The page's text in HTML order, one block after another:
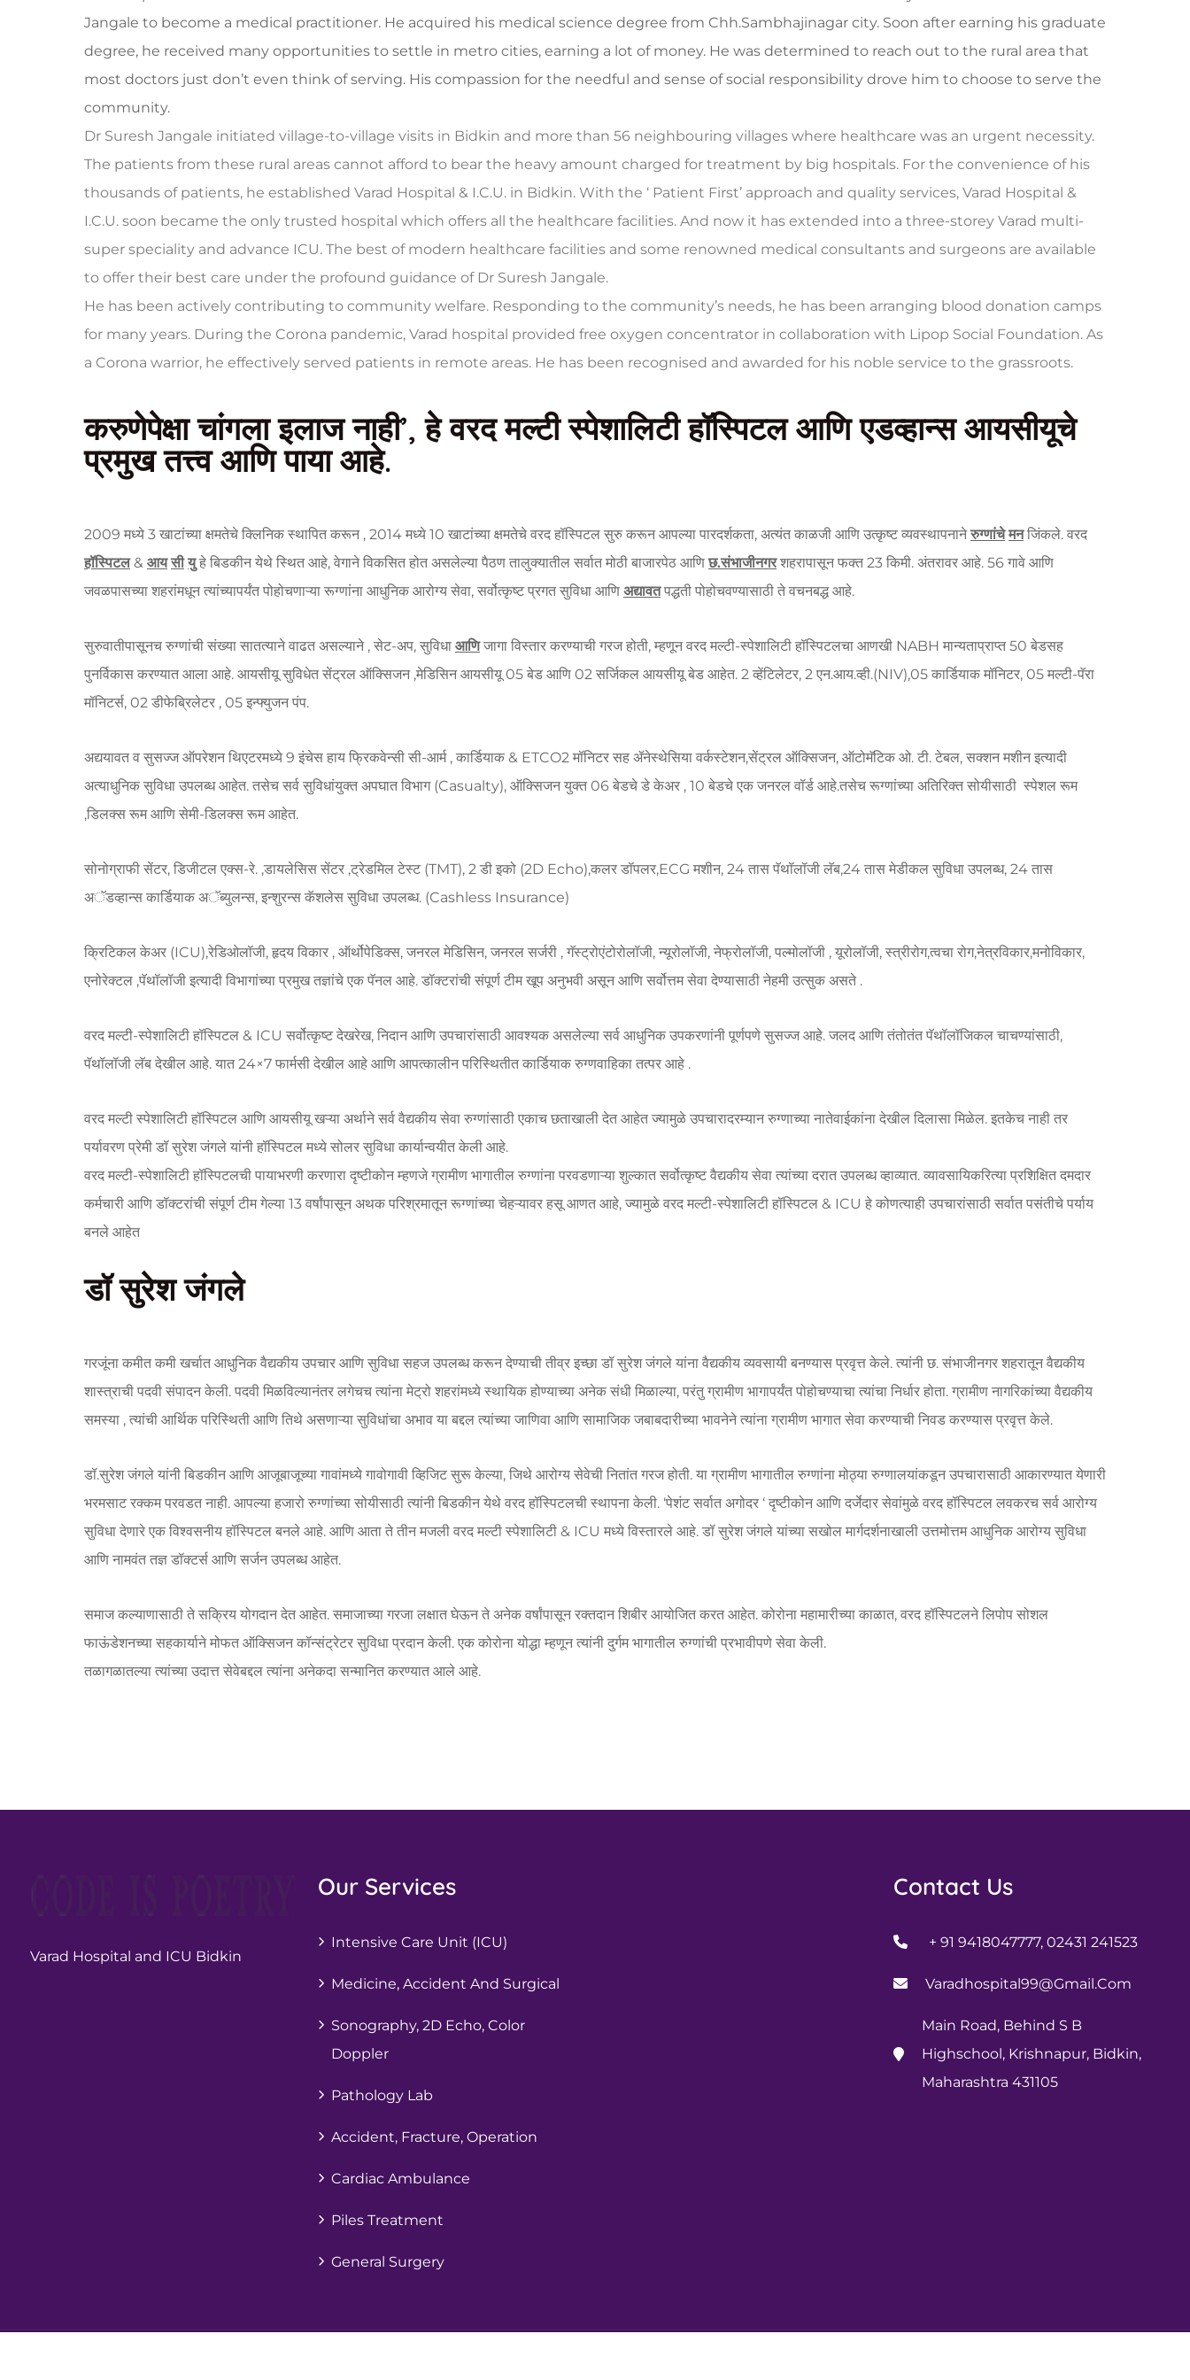
Jangale to become a medical practitioner. He acquired his medical science degree from Chh.Sambhajinagar city. Soon after earning his graduate
degree, he received many opportunities to settle in metro cities, earning a lot of money. He was determined to reach out to the rural area that
most doctors just don’t even think of serving. His compassion for the needful and sense of social responsibility drove him to choose to serve the
community.
Dr Suresh Jangale initiated village-to-village visits in Bidkin and more than 56 neighbouring villages where healthcare was an urgent necessity.
The patients from these rural areas cannot afford to bear the heavy amount charged for treatment by big hospitals. For the convenience of his
thousands of patients, he established Varad Hospital & I.C.U. in Bidkin. With the ‘ Patient First’ approach and quality services, Varad Hospital &
I.C.U. soon became the only trusted hospital which offers all the healthcare facilities. And now it has extended into a three-storey Varad multi-
super speciality and advance ICU. The best of modern healthcare facilities and some renowned medical consultants and surgeons are available
to offer their best care under the profound guidance of Dr Suresh Jangale.
He has been actively contributing to community welfare. Responding to the community’s needs, he has been arranging blood donation camps
for many years. During the Corona pandemic, Varad hospital provided free oxygen concentrator in collaboration with Lipop Social Foundation. As
a Corona warrior, he effectively served patients in remote areas. He has been recognised and awarded for his noble service to the grassroots.
करुणेपेक्षा चांगला इलाज नाही’, हे वरद मल्टी स्पेशालिटी हॉस्पिटल आणि एडव्हान्स आयसीयूचे
प्रमुख तत्त्व आणि पाया आहे.
2009 मध्ये 3 खाटांच्या क्षमतेचे क्लिनिक स्थापित करून , 2014 मध्ये 10 खाटांच्या क्षमतेचे वरद हॉस्पिटल सुरु करून आपल्या पारदर्शकता, अत्यंत काळजी आणि उत्कृष्ट व्यवस्थापनानेरुग्णांचे मनजिंकले. वरद
हॉस्पिटल& आय सी युहे बिडकीन येथे स्थित आहे, वेगाने विकसित होत असलेल्या पैठण तालुक्यातील सर्वात मोठी बाजारपेठ आणिछ.संभाजीनगरशहरापासून फक्त 23 किमी. अंतरावर आहे. 56 गावे आणि
जवळपासच्या शहरांमधून त्यांच्यापर्यंत पोहोचणाऱ्या रूग्णांना आधुनिक आरोग्य सेवा, सर्वोत्कृष्ट प्रगत सुविधा आणि अद्यावतपद्धती पोहोचवण्यासाठी ते वचनबद्ध आहे.
सुरुवातीपासूनच रुग्णांची संख्या सातत्याने वाढत असल्याने , सेट-अप, सुविधा आणिजागा विस्तार करण्याची गरज होती, म्हणून वरद मल्टी-स्पेशालिटी हॉस्पिटलचा आणखी NABH मान्यताप्राप्त 50 बेडसह
पुनर्विकास करण्यात आला आहे. आयसीयू सुविधेत सेंट्रल ऑक्सिजन ,मेडिसिन आयसीयू 05 बेड आणि 02 सर्जिकल आयसीयू बेड आहेत. 2 व्हेंटिलेटर, 2 एन.आय.व्ही.(NIV),05 कार्डियाक मॉनिटर, 05 मल्टी-पॅरा
मॉनिटर्स, 02 डीफेब्रिलेटर , 05 इन्फ्युजन पंप.
अद्ययावत व सुसज्ज ऑपरेशन थिएटरमध्ये 9 इंचेस हाय फ्रिकवेन्सी सी-आर्म , कार्डियाक & ETCO2 मॉनिटर सह ॲनेस्थेसिया वर्कस्टेशन,सेंट्रल ऑक्सिजन, ऑटोमॅटिक ओ. टी. टेबल, सक्शन मशीन इत्यादी
अत्याधुनिक सुविधा उपलब्ध आहेत. तसेच सर्व सुविधांयुक्त अपघात विभाग (Casualty), ऑक्सिजन युक्त 06 बेडचे डे केअर , 10 बेडचे एक जनरल वॉर्ड आहे.तसेच रूग्णांच्या अतिरिक्त सोयीसाठी स्पेशल रूम
,डिलक्स रूम आणि सेमी-डिलक्स रूम आहेत.
सोनोग्राफी सेंटर, डिजीटल एक्स-रे. ,डायलेसिस सेंटर ,ट्रेडमिल टेस्ट (TMT), 2 डी इको (2D Echo),कलर डॉपलर,ECG मशीन, 24 तास पॅथॉलॉजी लॅब,24 तास मेडीकल सुविधा उपलब्ध, 24 तास
अॅडव्हान्स कार्डियाक अॅब्युलन्स, इन्शुरन्स कॅशलेस सुविधा उपलब्ध. (Cashless Insurance)
क्रिटिकल केअर (ICU),रेडिओलॉजी, हृदय विकार , ऑर्थोपेडिक्स, जनरल मेडिसिन, जनरल सर्जरी , गॅस्ट्रोएंटोरोलॉजी, न्यूरोलॉजी, नेफ्रोलॉजी, पल्मोलॉजी , यूरोलॉजी, स्त्रीरोग,त्वचा रोग,नेत्रविकार,मनोविकार,
एनोरेक्टल ,पॅथॉलॉजी इत्यादी विभागांच्या प्रमुख तज्ञांचे एक पॅनल आहे. डॉक्टरांची संपूर्ण टीम खूप अनुभवी असून आणि सर्वोत्तम सेवा देण्यासाठी नेहमी उत्सुक असते .
वरद मल्टी-स्पेशालिटी हॉस्पिटल & ICU सर्वोत्कृष्ट देखरेख, निदान आणि उपचारांसाठी आवश्यक असलेल्या सर्व आधुनिक उपकरणांनी पूर्णपणे सुसज्ज आहे. जलद आणि तंतोतंत पॅथॉलॉजिकल चाचण्यांसाठी,
पॅथॉलॉजी लॅब देखील आहे. यात 24×7 फार्मसी देखील आहे आणि आपत्कालीन परिस्थितीत कार्डियाक रुग्णवाहिका तत्पर आहे .
वरद मल्टी स्पेशालिटी हॉस्पिटल आणि आयसीयू खऱ्या अर्थाने सर्व वैद्यकीय सेवा रुग्णांसाठी एकाच छताखाली देत आहेत ज्यामुळे उपचारादरम्यान रुग्णाच्या नातेवाईकांना देखील दिलासा मिळेल. इतकेच नाही तर
पर्यावरण प्रेमी डॉ सुरेश जंगले यांनी हॉस्पिटल मध्ये सोलर सुविधा कार्यान्वयीत केली आहे.
वरद मल्टी-स्पेशालिटी हॉस्पिटलची पायाभरणी करणारा दृष्टीकोन म्हणजे ग्रामीण भागातील रुग्णांना परवडणाऱ्या शुल्कात सर्वोत्कृष्ट वैद्यकीय सेवा त्यांच्या दरात उपलब्ध व्हाव्यात. व्यावसायिकरित्या प्रशिक्षित दमदार
कर्मचारी आणि डॉक्टरांची संपूर्ण टीम गेल्या 13 वर्षांपासून अथक परिश्रमातून रूग्णांच्या चेहऱ्यावर हसू आणत आहे, ज्यामुळे वरद मल्टी-स्पेशालिटी हॉस्पिटल & ICU हे कोणत्याही उपचारांसाठी सर्वात पसंतीचे पर्याय
बनले आहेत
डॉ सुरेश जंगले
गरजूंना कमीत कमी खर्चात आधुनिक वैद्यकीय उपचार आणि सुविधा सहज उपलब्ध करून देण्याची तीव्र इच्छा डॉ सुरेश जंगले यांना वैद्यकीय व्यवसायी बनण्यास प्रवृत्त केले. त्यांनी छ. संभाजीनगर शहरातून वैद्यकीय
शास्त्राची पदवी संपादन केली. पदवी मिळविल्यानंतर लगेचच त्यांना मेट्रो शहरांमध्ये स्थायिक होण्याच्या अनेक संधी मिळाल्या, परंतु ग्रामीण भागापर्यंत पोहोचण्याचा त्यांचा निर्धार होता. ग्रामीण नागरिकांच्या वैद्यकीय
समस्या , त्यांची आर्थिक परिस्थिती आणि तिथे असणाऱ्या सुविधांचा अभाव या बद्दल त्यांच्या जाणिवा आणि सामाजिक जबाबदारीच्या भावनेने त्यांना ग्रामीण भागात सेवा करण्याची निवड करण्यास प्रवृत्त केले.
डॉ.सुरेश जंगले यांनी बिडकीन आणि आजूबाजूच्या गावांमध्ये गावोगावी व्हिजिट सुरू केल्या, जिथे आरोग्य सेवेची नितांत गरज होती. या ग्रामीण भागातील रुग्णांना मोठ्या रुग्णालयांकडून उपचारासाठी आकारण्यात येणारी
भरमसाट रक्कम परवडत नाही. आपल्या हजारो रुग्णांच्या सोयीसाठी त्यांनी बिडकीन येथे वरद हॉस्पिटलची स्थापना केली. ‘पेशंट सर्वात अगोदर ‘ दृष्टीकोन आणि दर्जेदार सेवांमुळे वरद हॉस्पिटल लवकरच सर्व आरोग्य
सुविधा देणारे एक विश्वसनीय हॉस्पिटल बनले आहे. आणि आता ते तीन मजली वरद मल्टी स्पेशालिटी & ICU मध्ये विस्तारले आहे. डॉ सुरेश जंगले यांच्या सखोल मार्गदर्शनाखाली उत्तमोत्तम आधुनिक आरोग्य सुविधा
आणि नामवंत तज्ञ डॉक्टर्स आणि सर्जन उपलब्ध आहेत.
समाज कल्याणासाठी ते सक्रिय योगदान देत आहेत. समाजाच्या गरजा लक्षात घेऊन ते अनेक वर्षांपासून रक्तदान शिबीर आयोजित करत आहेत. कोरोना महामारीच्या काळात, वरद हॉस्पिटलने लिपोप सोशल
फाऊंडेशनच्या सहकार्याने मोफत ऑक्सिजन कॉन्संट्रेटर सुविधा प्रदान केली. एक कोरोना योद्धा म्हणून त्यांनी दुर्गम भागातील रुग्णांची प्रभावीपणे सेवा केली.
तळागळातल्या त्यांच्या उदात्त सेवेबद्दल त्यांना अनेकदा सन्मानित करण्यात आले आहे.
Varad Hospital and ICU Bidkin
Our Services
Intensive Care Unit (ICU)
Medicine, Accident And Surgical
Sonography, 2D Echo, Color
Doppler
Pathology Lab
Accident, Fracture, Operation
Cardiac Ambulance
Piles Treatment
General Surgery
Contact Us
+ 91 9418047777, 02431 241523
Varadhospital99@gmail.com
Main Road, Behind S B
Highschool, Krishnapur, Bidkin,
Maharashtra 431105